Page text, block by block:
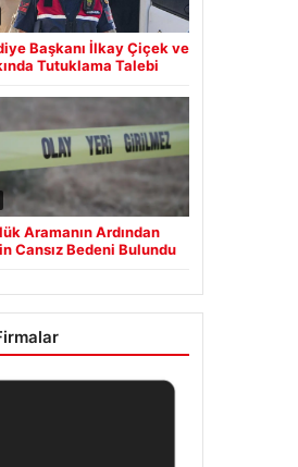
Başkanı İlkay Çiçek ve
Tutuklama Talebi
Aramanın Ardından
Cansız Bedeni Bulundu